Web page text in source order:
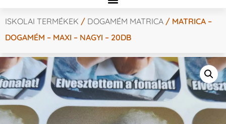
ISKOLAI TERMÉKEK / DOGAMÉM MATRICA / MATRICA –
DOGAMÉM – MAXI – NAGYI – 20DB